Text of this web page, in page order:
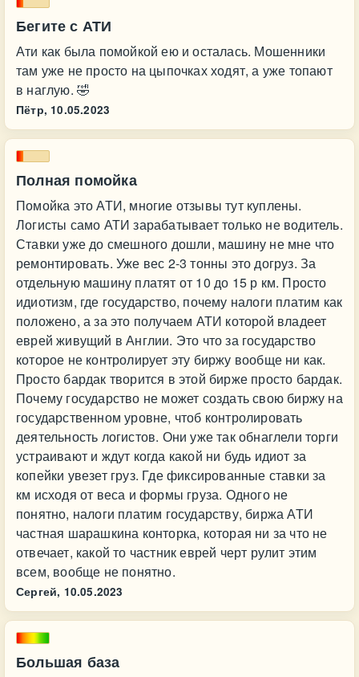
Бегите с АТИ
Ати как была помойкой ею и осталась. Мошенники
там уже не просто на цыпочках ходят, а уже топают
в наглую. 🤣
Пётр, 10.05.2023
Полная помойка
Помойка это АТИ, многие отзывы тут куплены.
Логисты само АТИ зарабатывает только не водитель.
Ставки уже до смешного дошли, машину не мне что
ремонтировать. Уже вес 2-3 тонны это догруз. За
отдельную машину платят от 10 до 15 р км. Просто
идиотизм, где государство, почему налоги платим как
положено, а за это получаем АТИ которой владеет
еврей живущий в Англии. Это что за государство
которое не контролирует эту биржу вообще ни как.
Просто бардак творится в этой бирже просто бардак.
Почему государство не может создать свою биржу на
государственном уровне, чтоб контролировать
деятельность логистов. Они уже так обнаглели торги
устраивают и ждут когда какой ни будь идиот за
копейки увезет груз. Где фиксированные ставки за
км исходя от веса и формы груза. Одного не
понятно, налоги платим государству, биржа АТИ
частная шарашкина конторка, которая ни за что не
отвечает, какой то частник еврей черт рулит этим
всем, вообще не понятно.
Сергей, 10.05.2023
Большая база